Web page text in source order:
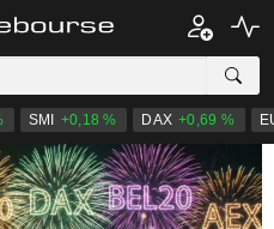
SMI +0,18 % DAX +0,69 %